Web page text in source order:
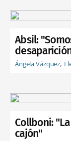
Absil:
Ángela Vázquez
Collboni:
cajón"